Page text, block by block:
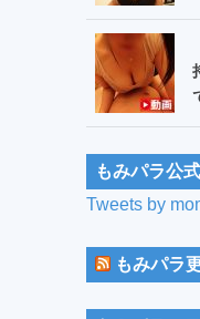
もみパラ公
Tweets by
もみパラ